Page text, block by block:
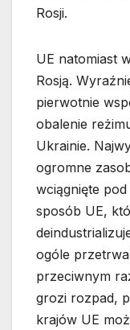
Rosji.
UE natomiast
Rosją.
pierwotnie
obalenie
Ukrainie.
ogromne
wciągnięte
sposób UE,
ogóle
przeciwnym
grozi rozpad,
krajów UE